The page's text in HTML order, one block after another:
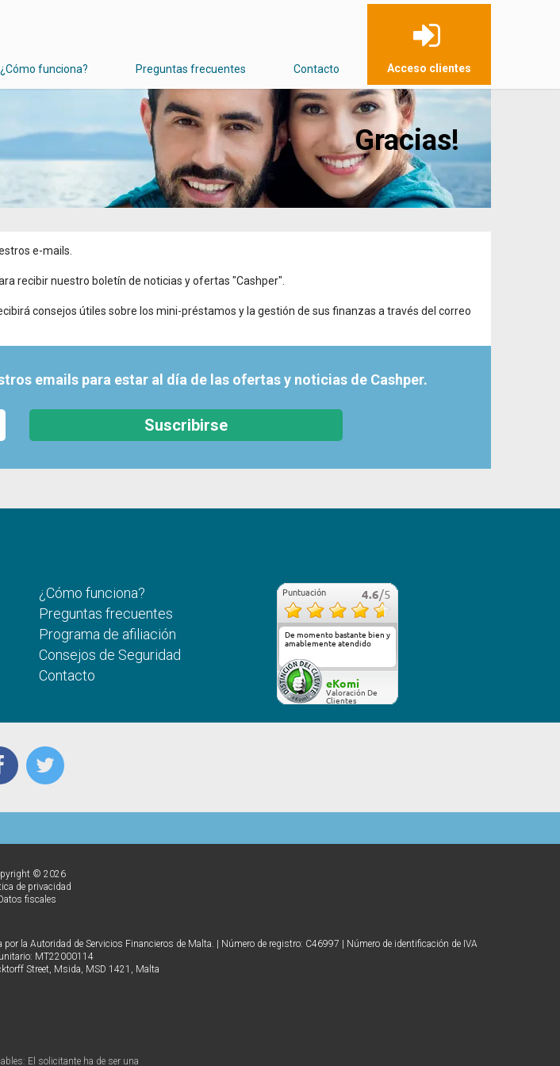
¿Cómo funciona? Preguntas frecuentes Contacto Acceso clientes
Gracias!
e-mails.
recibir nuestro boletín de noticias y ofertas "Cashper".
consejos útiles sobre los mini-préstamos y la gestión de sus finanzas a través del correo
emails para estar al día de las ofertas y noticias de Cashper.
Suscribirse
¿Cómo funciona?
Preguntas frecuentes
Programa de afiliación
Consejos de Seguridad
Contacto
Puntuación 4.6/5
De momento bastante bien y
amablemente atendido
eKomi
Valoración De
Clientes
© 2026
de privacidad
fiscales
la Autoridad de Servicios Financieros de Malta. | Número de registro: C46997 | Número de identificación de IVA
MT22000114
Street, Msida, MSD 1421, Malta
El solicitante ha de ser una